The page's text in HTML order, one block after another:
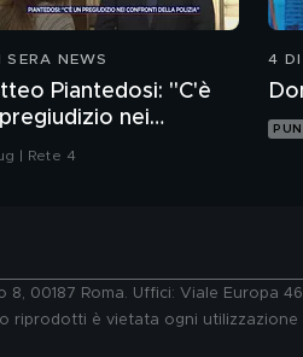
SERA NEWS
Piantedosi: "C'è
nei
della polizia"
| Rete 4
4 DI
00187 Roma. Uffici: Viale Europa
è vietata ogni